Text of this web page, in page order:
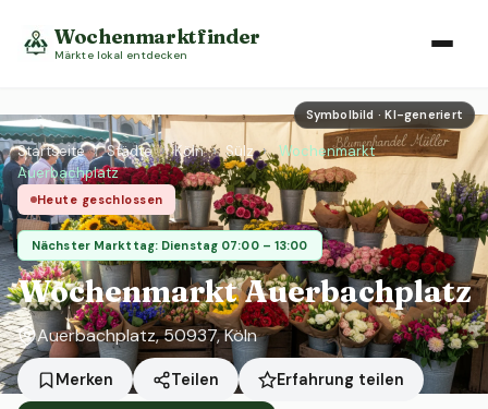
Wochenmarktfinder
Märkte lokal entdecken
Symbolbild · KI-generiert
Startseite › Städte › Köln › Sülz ›
Wochenmarkt
Auerbachplatz
Heute geschlossen
Nächster Markttag: Dienstag 07:00 – 13:00
Wochenmarkt Auerbachplatz
Auerbachplatz, 50937, Köln
Merken Teilen Erfahrung teilen